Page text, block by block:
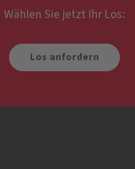
Wählen Sie jetzt Ihr Los:
Los anfordern